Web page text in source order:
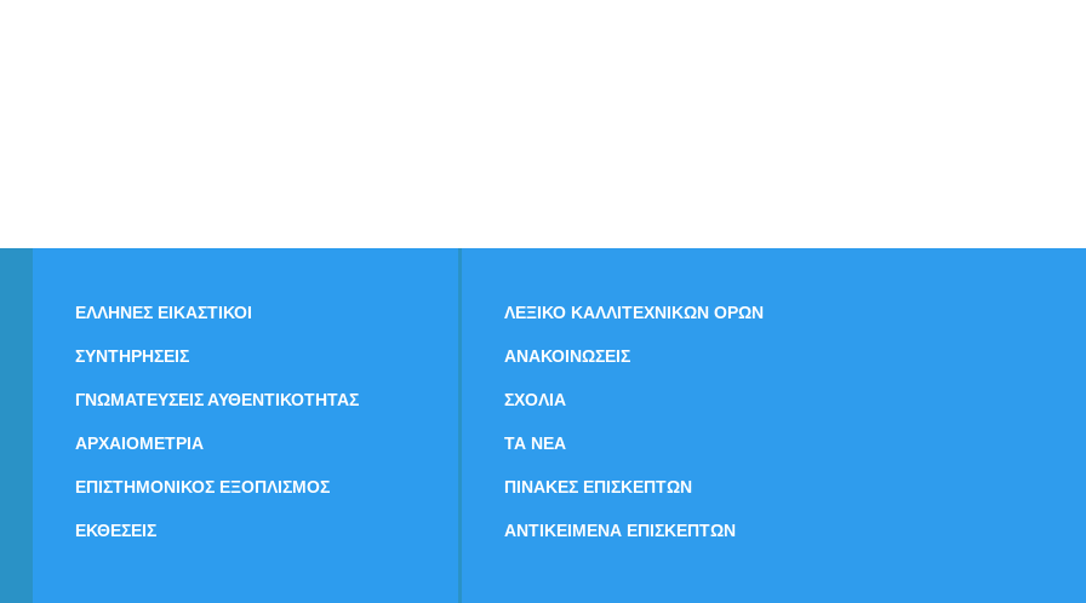
ΕΛΛΗΝΕΣ ΕΙΚΑΣΤΙΚΟΙ
ΣΥΝΤΗΡΗΣΕΙΣ
ΓΝΩΜΑΤΕΥΣΕΙΣ ΑΥΘΕΝΤΙΚΟΤΗΤΑΣ
ΑΡΧΑΙΟΜΕΤΡΙΑ
ΕΠΙΣΤΗΜΟΝΙΚΟΣ ΕΞΟΠΛΙΣΜΟΣ
ΕΚΘΕΣΕΙΣ
ΛΕΞΙΚΟ ΚΑΛΛΙΤΕΧΝΙΚΩΝ ΟΡΩΝ
ΑΝΑΚΟΙΝΩΣΕΙΣ
ΣΧΟΛΙΑ
ΤΑ ΝEΑ
ΠΙΝΑΚΕΣ ΕΠΙΣΚΕΠΤΩΝ
ΑΝΤΙΚΕΙΜΕΝΑ ΕΠΙΣΚΕΠΤΩΝ